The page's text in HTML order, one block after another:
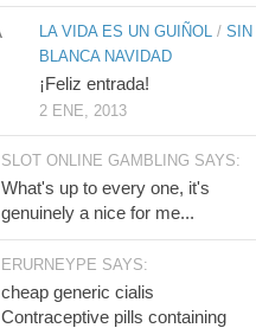
LA VIDA ES UN GUIÑOL / SIN
BLANCA NAVIDAD
¡Feliz entrada!
2 ENE, 2013
SLOT ONLINE GAMBLING SAYS:
What's up to every one, it's
genuinely a nice for me...
ERURNEYPE SAYS:
cheap generic cialis
Contraceptive pills containing